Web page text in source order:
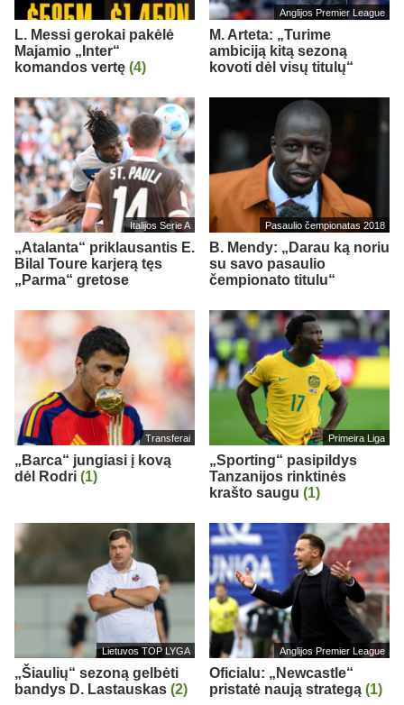
L. Messi gerokai pakėlė
Majamio „Inter“
komandos vertę (4)
Anglijos Premier League
M. Arteta: „Turime
ambiciją kitą sezoną
kovoti dėl visų titulų“
Italijos Serie A
„Atalanta“ priklausantis E.
Bilal Toure karjerą tęs
„Parma“ gretose
Pasaulio čempionatas 2018
B. Mendy: „Darau ką noriu
su savo pasaulio
čempionato titulu“
Transferai
„Barca“ jungiasi į kovą
dėl Rodri (1)
Primeira Liga
„Sporting“ pasipildys
Tanzanijos rinktinės
krašto saugu (1)
Lietuvos TOP LYGA
„Šiaulių“ sezoną gelbėti
bandys D. Lastauskas (2)
Anglijos Premier League
Oficialu: „Newcastle“
pristatė naują strategą (1)